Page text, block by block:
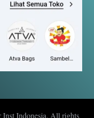
Indonesia. All rights